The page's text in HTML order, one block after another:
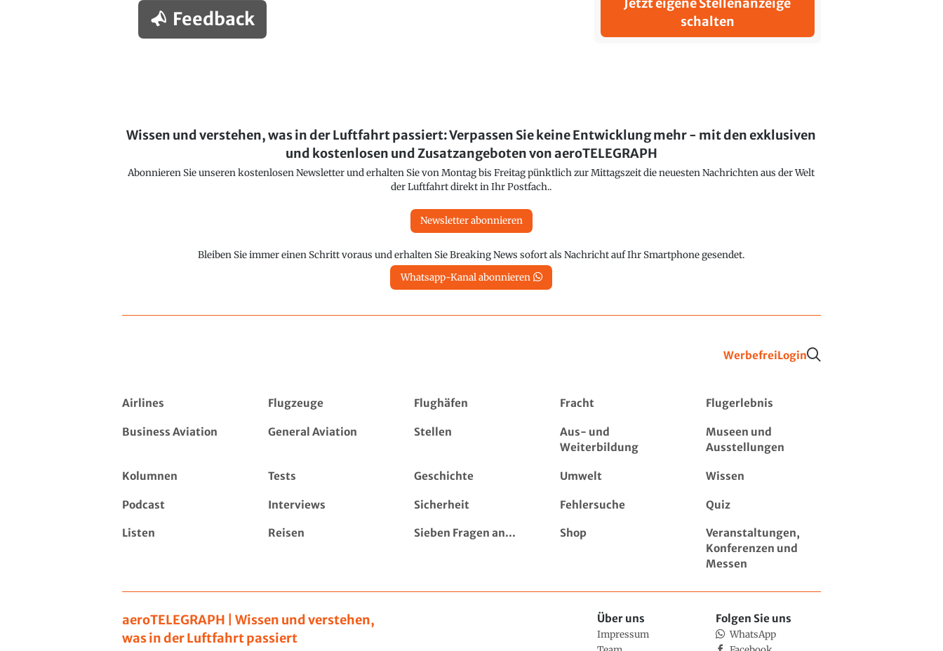
Feedback
Jetzt eigene Stellenanzeige
schalten
Wissen und verstehen, was in der Luftfahrt passiert: Verpassen Sie keine Entwicklung mehr - mit den exklusiven
und kostenlosen und Zusatzangeboten von aeroTELEGRAPH
Abonnieren Sie unseren kostenlosen Newsletter und erhalten Sie von Montag bis Freitag pünktlich zur Mittagszeit die neuesten Nachrichten aus der Welt
der Luftfahrt direkt in Ihr Postfach..
Newsletter abonnieren
Bleiben Sie immer einen Schritt voraus und erhalten Sie Breaking News sofort als Nachricht auf Ihr Smartphone gesendet.
Whatsapp-Kanal abonnieren
WerbefreiLogin
Airlines Flugzeuge Flughäfen Fracht Flugerlebnis
Business Aviation General Aviation Stellen
Aus- und
Weiterbildung
Museen und
Ausstellungen
Kolumnen Tests Geschichte Umwelt Wissen
Podcast Interviews Sicherheit Fehlersuche Quiz
Listen Reisen Sieben Fragen an... Shop
Veranstaltungen,
Konferenzen und
Messen
aeroTELEGRAPH | Wissen und verstehen,
was in der Luftfahrt passiert
Über uns
Impressum
Folgen Sie uns
WhatsApp